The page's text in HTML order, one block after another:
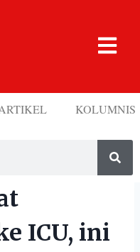
KOLUMNIS
ICU, ini